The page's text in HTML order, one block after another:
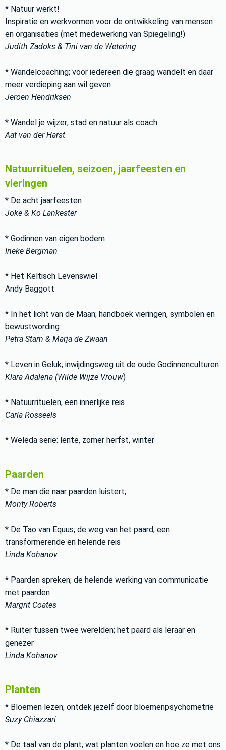
* Natuur werkt!
Inspiratie en werkvormen voor de ontwikkeling van mensen
en organisaties (met medewerking van Spiegeling!)
Judith Zadoks & Tini van de Wetering
* Wandelcoaching; voor iedereen die graag wandelt en daar
meer verdieping aan wil geven
Jeroen Hendriksen
* Wandel je wijzer; stad en natuur als coach
Aat van der Harst
Natuurrituelen, seizoen, jaarfeesten en
vieringen
* De acht jaarfeesten
Joke & Ko Lankester
* Godinnen van eigen bodem
Ineke Bergman
* Het Keltisch Levenswiel
Andy Baggott
* In het licht van de Maan; handboek vieringen, symbolen en
bewustwording
Petra Stam & Marja de Zwaan
* Leven in Geluk; inwijdingsweg uit de oude Godinnenculturen
Klara Adalena (Wilde Wijze Vrouw)
* Natuurrituelen, een innerlijke reis
Carla Rosseels
* Weleda serie: lente, zomer herfst, winter
Paarden
* De man die naar paarden luistert;
Monty Roberts
* De Tao van Equus; de weg van het paard; een
transformerende en helende reis
Linda Kohanov
* Paarden spreken; de helende werking van communicatie
met paarden
Margrit Coates
* Ruiter tussen twee werelden; het paard als leraar en
genezer
Linda Kohanov
Planten
* Bloemen lezen; ontdek jezelf door bloemenpsychometrie
Suzy Chiazzari
* De taal van de plant; wat planten voelen en hoe ze met ons